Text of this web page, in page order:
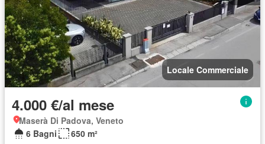
Locale Commerciale
4.000 €/al mese
Maserà Di Padova, Veneto
6 Bagni
650 m²